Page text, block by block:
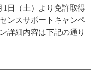
1日（土）より免許取得
ンスサポートキャンペ
詳細内容は下記の通り